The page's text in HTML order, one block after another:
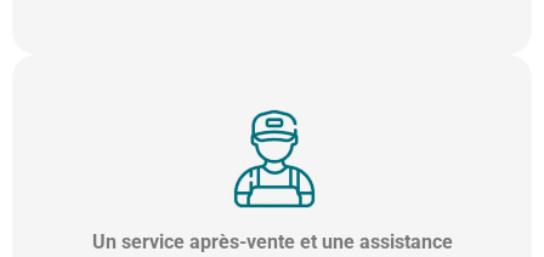
Un service après-vente et une assistance